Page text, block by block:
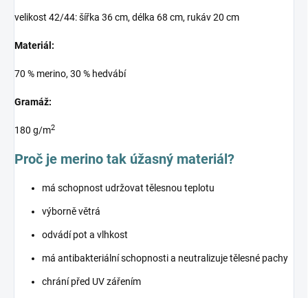
velikost 42/44: šířka 36 cm, délka 68 cm, rukáv 20 cm
Materiál:
70 % merino, 30 % hedvábí
Gramáž:
180 g/m2
Proč je merino tak úžasný materiál?
má schopnost udržovat tělesnou teplotu
výborně větrá
odvádí pot a vlhkost
má antibakteriální schopnosti a neutralizuje tělesné pachy
chrání před UV zářením